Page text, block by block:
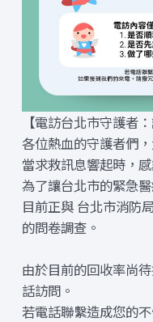
【電訪台北市守護者
各位熱血的守護者們，
當求救訊息響起時，
為了讓台北市的緊急
目前正與 台北市消防
的問卷調查。
由於目前的回收率尚
話訪問。
若電話聯繫造成您的